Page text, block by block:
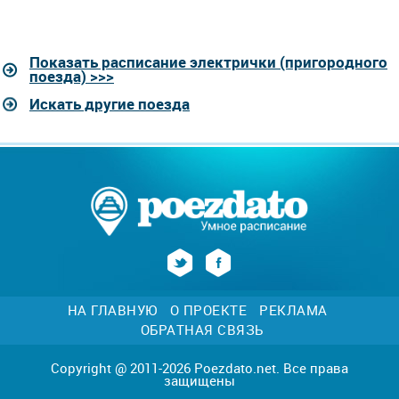
Показать расписание электрички (пригородного
поезда) >>>
Искать другие поезда
НА ГЛАВНУЮ О ПРОЕКТЕ
РЕКЛАМА
ОБРАТНАЯ СВЯЗЬ
Copyright @ 2011-2026 Poezdato.net. Все права
защищены